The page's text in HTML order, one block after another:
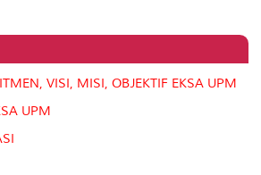
e
I
n
l
L
n
k
P
e
s
s
t
VISI, MISI, OBJEKTIF EKSA UPM
UPM